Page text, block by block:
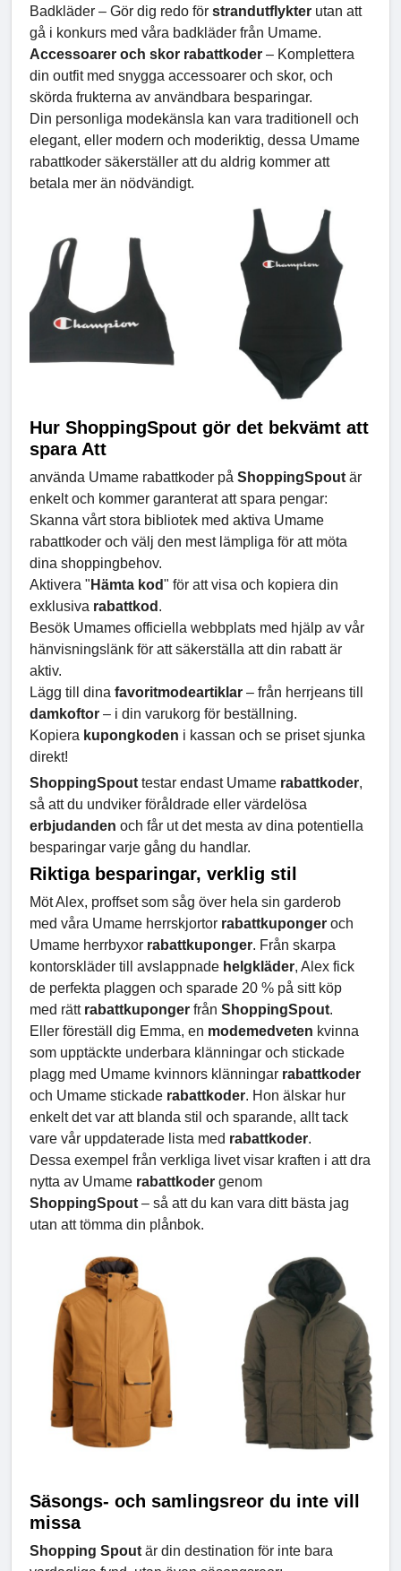
Badkläder – Gör dig redo för strandutflykter utan att
gå i konkurs med våra badkläder från Umame.
Accessoarer och skor rabattkoder – Komplettera
din outfit med snygga accessoarer och skor, och
skörda frukterna av användbara besparingar.
Din personliga modekänsla kan vara traditionell och
elegant, eller modern och moderiktig, dessa Umame
rabattkoder säkerställer att du aldrig kommer att
betala mer än nödvändigt.
Hur ShoppingSpout gör det bekvämt att
spara Att
använda Umame rabattkoder på ShoppingSpout är
enkelt och kommer garanterat att spara pengar:
Skanna vårt stora bibliotek med aktiva Umame
rabattkoder och välj den mest lämpliga för att möta
dina shoppingbehov.
Aktivera " Hämta kod" för att visa och kopiera din
exklusiva rabattkod .
Besök Umames officiella webbplats med hjälp av vår
hänvisningslänk för att säkerställa att din rabatt är
aktiv.
Lägg till dina favoritmodeartiklar – från herrjeans till
damkoftor – i din varukorg för beställning.
Kopiera kupongkoden i kassan och se priset sjunka
direkt!
ShoppingSpout testar endast Umame rabattkoder,
så att du undviker föråldrade eller värdelösa
erbjudanden och får ut det mesta av dina potentiella
besparingar varje gång du handlar.
Riktiga besparingar, verklig stil
Möt Alex, proffset som såg över hela sin garderob
med våra Umame herrskjortor rabattkuponger och
Umame herrbyxor rabattkuponger. Från skarpa
kontorskläder till avslappnade helgkläder, Alex fick
de perfekta plaggen och sparade 20 % på sitt köp
med rätt rabattkuponger från ShoppingSpout.
Eller föreställ dig Emma, en modemedveten kvinna
som upptäckte underbara klänningar och stickade
plagg med Umame kvinnors klänningar rabattkoder
och Umame stickade rabattkoder. Hon älskar hur
enkelt det var att blanda stil och sparande, allt tack
vare vår uppdaterade lista med rabattkoder.
Dessa exempel från verkliga livet visar kraften i att dra
nytta av Umame rabattkoder genom
ShoppingSpout – så att du kan vara ditt bästa jag
utan att tömma din plånbok.
Säsongs- och samlingsreor du inte vill
missa
Shopping Spout är din destination för inte bara